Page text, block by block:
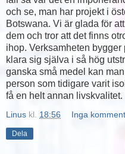
och se, man har projekt i
Botswana. Vi är glada för
dem och tror att det finns
ihop. Verksamheten
klara sig själva i så hög
ganska små medel kan
person som tidigare varit
få en helt annan livskvalitet.
Linus kl. 18:56 Inga
Dela